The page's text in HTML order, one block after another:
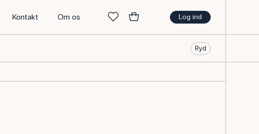
Log ind
Kontakt Om os
Ryd